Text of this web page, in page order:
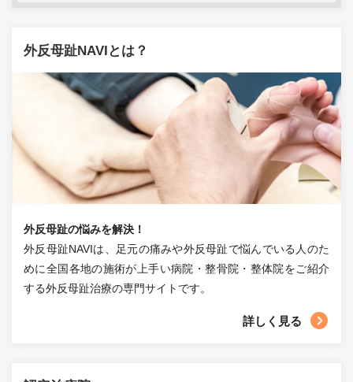
外反母趾NAVIとは？
外反母趾の悩みを解決！
外反母趾NAVIは、足元の痛みや外反母趾で悩んでいる人のた
めに全国各地の施術が上手い病院・整骨院・整体院をご紹介
する外反母趾治療の専門サイトです。
詳しく見る